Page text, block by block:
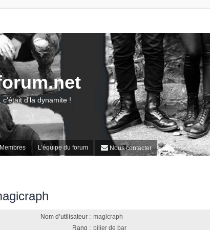
Membres L’équipe du forum Nous contacter
c'était d'la dynamite !
Nom d’utilisateur : magicraph
Rang : pilier de bar